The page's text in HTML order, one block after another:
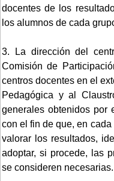
docentes de los
los alumnos de cada
3. La dirección del
Comisión de
centros docentes en el
Pedagógica y al
generales obtenidos por
con el fin de que, en
valorar los resultados,
adoptar, si procede, las
se consideren necesarias.